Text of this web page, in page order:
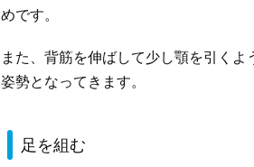
めです。
また、背筋を伸ばして少し顎を引くよ
姿勢となってきます。
足を組む